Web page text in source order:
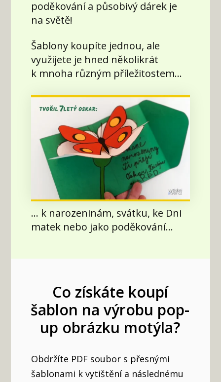
poděkování a působivý dárek je
na světě!
Šablony koupíte jednou, ale
využijete je hned několikrát
k mnoha různým příležitostem...
... k narozeninám, svátku, ke Dni
matek nebo jako poděkování...
Co získáte koupí
šablon na výrobu pop-
up obrázku motýla?
Obdržíte PDF soubor s přesnými
šablonami k vytištění a následnému